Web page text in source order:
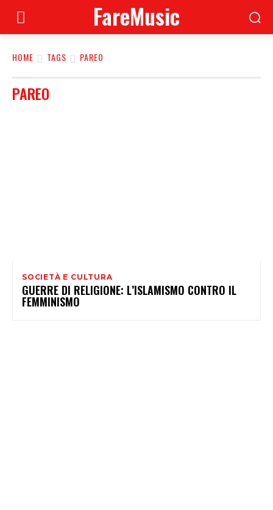
FareMusic
HOME TAGS PAREO
PAREO
SOCIETÀ E CULTURA
GUERRE DI RELIGIONE: L’ISLAMISMO CONTRO IL
FEMMINISMO